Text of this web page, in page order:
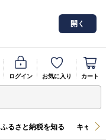
開く
ログイン お気に入り カート
ふるさと納税を知る キャン